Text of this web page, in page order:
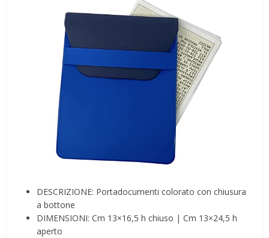
DESCRIZIONE: Portadocumenti colorato con chiusura
a bottone
DIMENSIONI: Cm 13×16,5 h chiuso | Cm 13×24,5 h
aperto